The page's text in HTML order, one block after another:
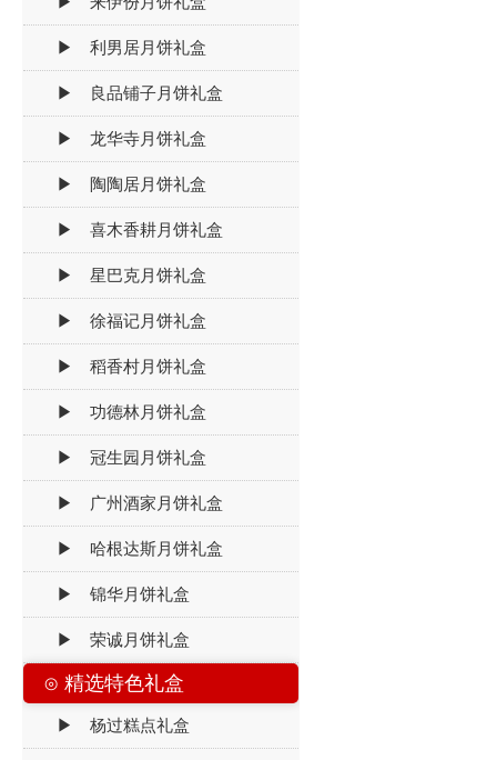
▶ 利男居月饼礼盒
▶ 良品铺子月饼礼盒
▶ 龙华寺月饼礼盒
▶ 陶陶居月饼礼盒
▶ 喜木香耕月饼礼盒
▶ 星巴克月饼礼盒
▶ 徐福记月饼礼盒
▶ 稻香村月饼礼盒
▶ 功德林月饼礼盒
▶ 冠生园月饼礼盒
▶ 广州酒家月饼礼盒
▶ 哈根达斯月饼礼盒
▶ 锦华月饼礼盒
▶ 荣诚月饼礼盒
⊙ 精选特色礼盒
▶ 杨过糕点礼盒